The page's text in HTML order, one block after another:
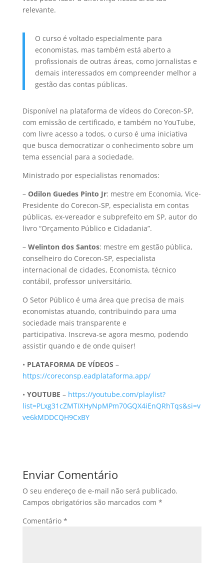
relevante.
O curso é voltado especialmente para
economistas, mas também está aberto a
profissionais de outras áreas, como jornalistas e
demais interessados em compreender melhor a
gestão das contas públicas.
Disponível na plataforma de vídeos do Corecon-SP,
com emissão de certificado, e também no YouTube,
com livre acesso a todos, o curso é uma iniciativa
que busca democratizar o conhecimento sobre um
tema essencial para a sociedade.
Ministrado por especialistas renomados:
– Odilon Guedes Pinto Jr: mestre em Economia, Vice-
Presidente do Corecon-SP, especialista em contas
públicas, ex-vereador e subprefeito em SP, autor do
livro “Orçamento Público e Cidadania”.
– Welinton dos Santos: mestre em gestão pública,
conselheiro do Corecon-SP, especialista
internacional de cidades, Economista, técnico
contábil, professor universitário.
O Setor Público é uma área que precisa de mais
economistas atuando, contribuindo para uma
sociedade mais transparente e
participativa. Inscreva-se agora mesmo, podendo
assistir quando e de onde quiser!
• PLATAFORMA DE VÍDEOS –
https://coreconsp.eadplataforma.app/
• YOUTUBE – https://youtube.com/playlist?
list=PLxg31cZMTIXHyNpMPm70GQX4iEnQRhTqs&si=v
ve6kMDDCQH9CxBY
Enviar Comentário
O seu endereço de e-mail não será publicado.
Campos obrigatórios são marcados com *
Comentário *